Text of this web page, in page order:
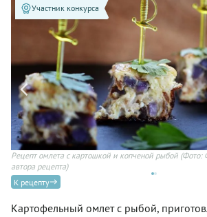
Участник конкурса
Рецепт омлета с картошкой и копченой рыбой (Фото:
автора рецепта)
К рецепту
Картофельный омлет с рыбой,